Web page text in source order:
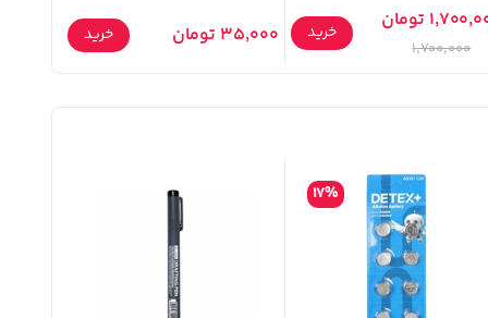
تومان
1,700,000
خرید 35,000 تومان خرید
17%